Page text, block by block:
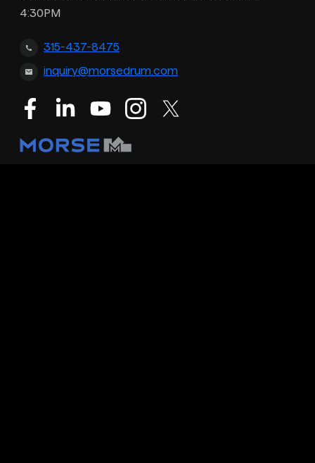
4:30PM
315-437-8475
inquiry@morsedrum.com